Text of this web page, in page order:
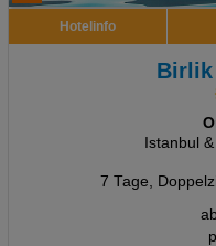
Hotelinfo
Birlik
Istanbul
7 Tage,
ab